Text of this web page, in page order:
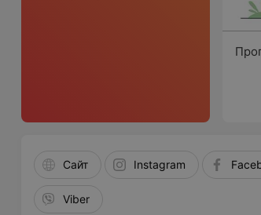
Сайт Instagram
Viber